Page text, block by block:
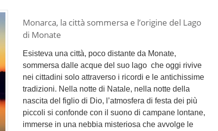
Monarca, la città sommersa e l’origine del Lago
di Monate
Esisteva una città, poco distante da Monate,
sommersa dalle acque del suo lago che oggi rivive
nei cittadini solo attraverso i ricordi e le antichissime
tradizioni. Nella notte di Natale, nella notte della
nascita del figlio di Dio, l’atmosfera di festa dei più
piccoli si confonde con il suono di campane lontane,
immerse in una nebbia misteriosa che avvolge le